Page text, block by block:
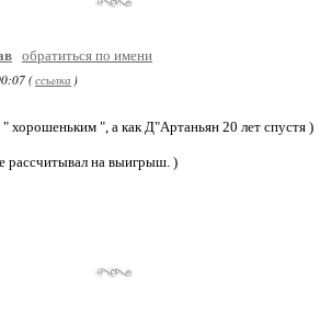
обратиться по имени
(ссылка )
хорошеньким ", а как Д"Артаньян 20 лет спустя )
рассчитывал на выигрыш. )